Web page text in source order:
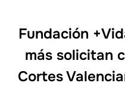
Fundación
más solicitan
Cortes